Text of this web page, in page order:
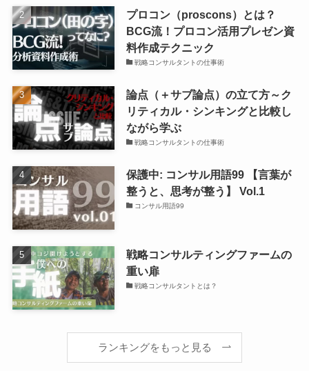
プロコン（proscons）とは？
BCG流！プロコン活用プレゼン資
料作成テクニック
戦略コンサルタントの仕事術
論点（＋サブ論点）の立て方～ク
リティカル・シンキングと比較し
ながら学ぶ
戦略コンサルタントの仕事術
保護中: コンサル用語99 【言葉が
整うと、思考が整う】 Vol.1
コンサル用語99
戦略コンサルティングファームの
重い扉
戦略コンサルタントとは？
ランキングをもっと見る